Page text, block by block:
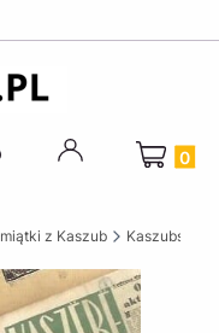
Produkty
z Kaszub Kaszubskie